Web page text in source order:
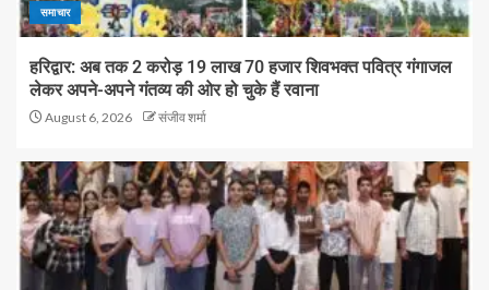
समाचार
हरिद्वार: अब तक 2 करोड़ 19 लाख 70 हजार शिवभक्त पवित्र गंगाजल
लेकर अपने-अपने गंतव्य की ओर हो चुके हैं रवाना
August 6, 2026 संजीव शर्मा